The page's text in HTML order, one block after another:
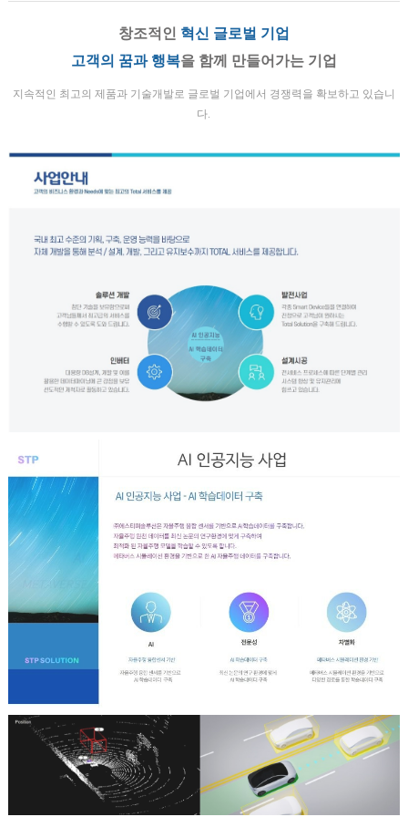
창조적인 혁신 글로벌 기업
고객의 꿈과 행복을 함께 만들어가는 기업
지속적인 최고의 제품과 기술개발로 글로벌 기업에서 경쟁력을 확보하고 있습니
다.